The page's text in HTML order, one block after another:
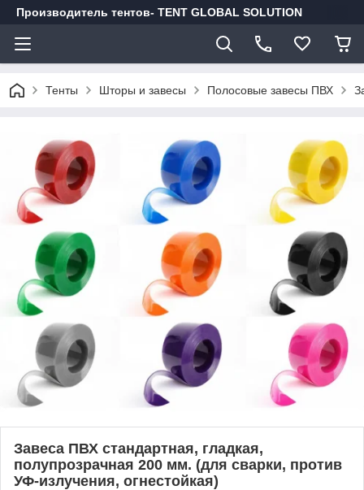
Производитель тентов- TENT GLOBAL SOLUTION
Тенты Шторы и завесы Полосовые завесы ПВХ
Завеса ПВХ стандартная, гладкая,
полупрозрачная 200 мм. (для сварки, против
УФ-излучения, огнестойкая)